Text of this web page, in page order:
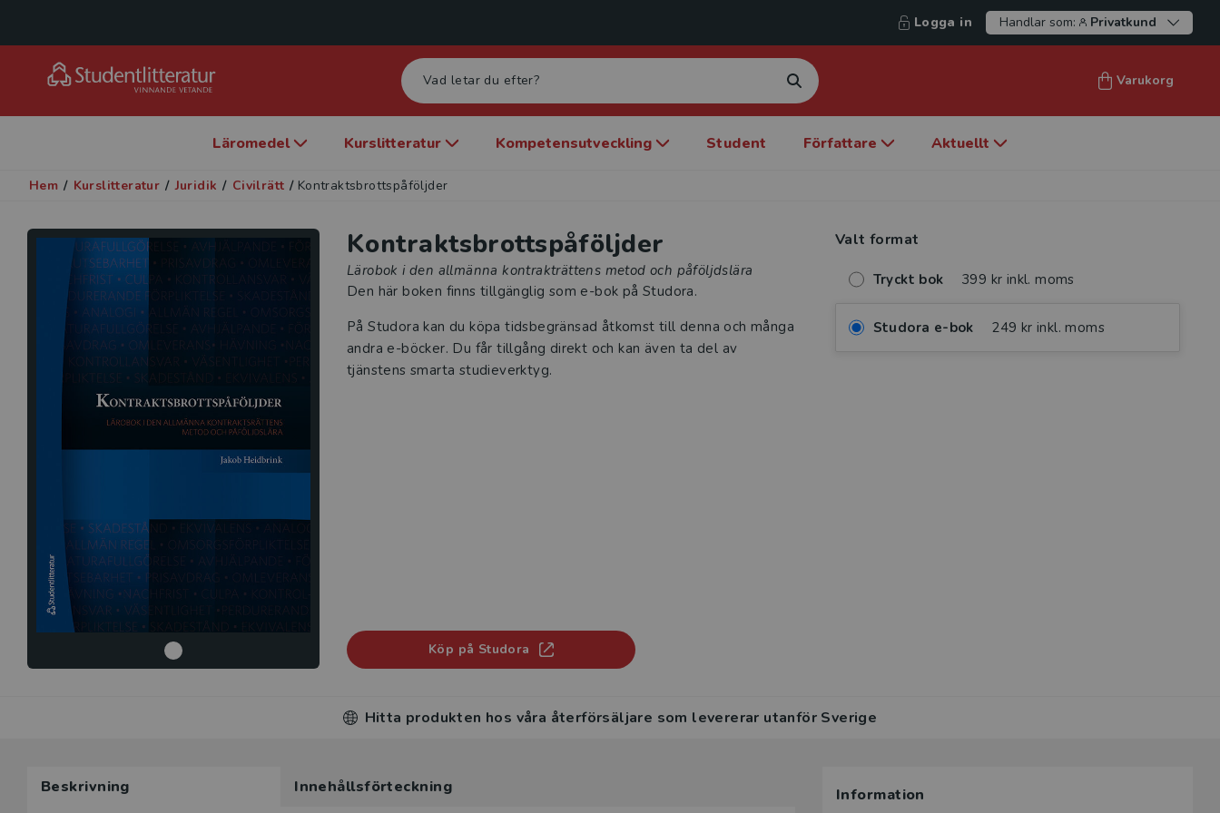
Logga in Handlar som: Privatkund
Varukorg
Läromedel Kurslitteratur Kompetensutveckling Student Författare Aktuellt
Hem / Kurslitteratur / Juridik / Civilrätt / Kontraktsbrottspåföljder
Kontraktsbrottspåföljder
Lärobok i den allmänna kontrakträttens metod och påföljdslära
Den här boken finns tillgänglig som e-bok på Studora.
På Studora kan du köpa tidsbegränsad åtkomst till denna och många
andra e-böcker. Du får tillgång direkt och kan även ta del av
tjänstens smarta studieverktyg.
Köp på Studora
Valt format
Tryckt bok 399 kr inkl. moms
Studora e-bok 249 kr inkl. moms
Hitta produkten hos våra återförsäljare som levererar utanför Sverige
Beskrivning Innehållsförteckning Information